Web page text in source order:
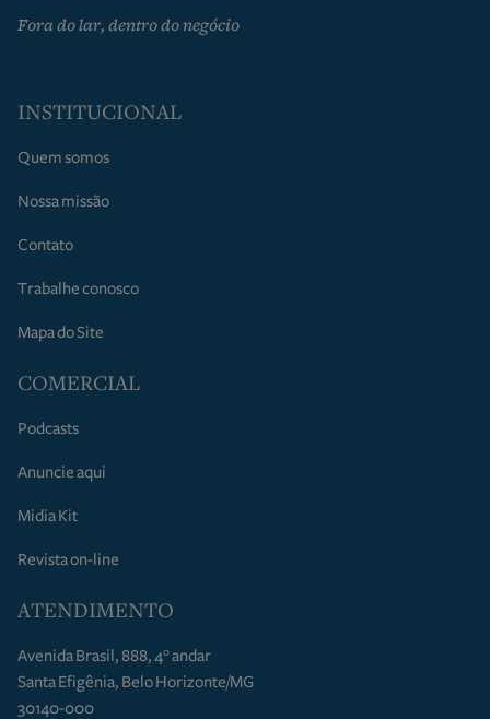
Fora do lar, dentro do negócio
INSTITUCIONAL
Quem somos
Nossa missão
Contato
Trabalhe conosco
Mapa do Site
COMERCIAL
Podcasts
Anuncie aqui
Midia Kit
Revista on-line
ATENDIMENTO
Avenida Brasil, 888, 4° andar
Santa Efigênia, Belo Horizonte/MG
30140-000